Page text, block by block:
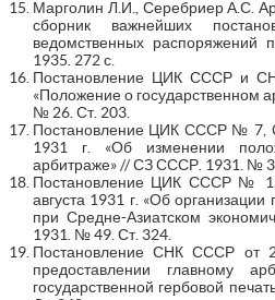
Марголин Л.И., Серебриер А.С.
сборник важнейших
ведомственных распоряжений
1935. 272 с.
Постановление ЦИК СССР и
«Положение о государственном
№ 26. Ст. 203.
Постановление ЦИК СССР №
1931 г. «Об изменении
арбитраже» // СЗ СССР. 1931. №
Постановление ЦИК СССР №
августа 1931 г. «Об организации
при Средне-Азиатском
1931. № 49. Ст. 324.
Постановление СНК СССР
предоставлении главному
государственной гербовой